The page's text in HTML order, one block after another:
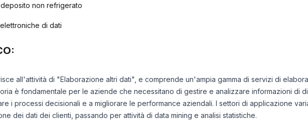
non refrigerato
di dati
all'attività di "Elaborazione altri dati", e comprende un'ampia gamma di servizi di
è fondamentale per le aziende che necessitano di gestire e analizzare informazioni di
i processi decisionali e a migliorare le performance aziendali. I settori di applicazione
dei dati dei clienti, passando per attività di data mining e analisi statistiche.